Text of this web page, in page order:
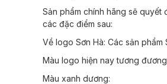
Sản phẩm chính hãng sẽ
các đặc điểm sau:
Về logo Sơn Hà: Các sản
Màu logo hiện nay tương
Màu xanh dương: